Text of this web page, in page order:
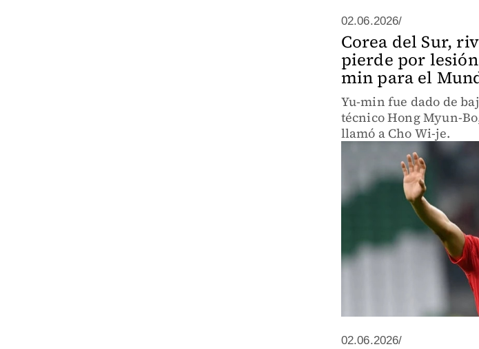
02.06.2026/
Corea del Sur,
pierde por lesión
min para el
Yu-min fue dado de
técnico Hong Myun-
llamó a Cho Wi-je.
02.06.2026/